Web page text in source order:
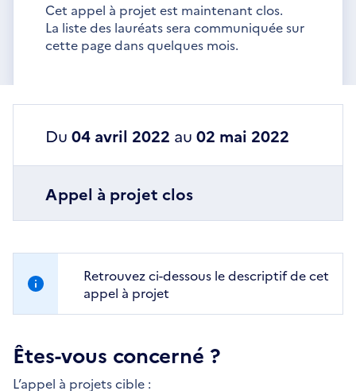
Cet appel à projet est maintenant clos.
La liste des lauréats sera communiquée sur
cette page dans quelques mois.
Du 04 avril 2022 au 02 mai 2022
Appel à projet clos
Retrouvez ci-dessous le descriptif de cet
appel à projet
Êtes-vous concerné ?
L’appel à projets cible :